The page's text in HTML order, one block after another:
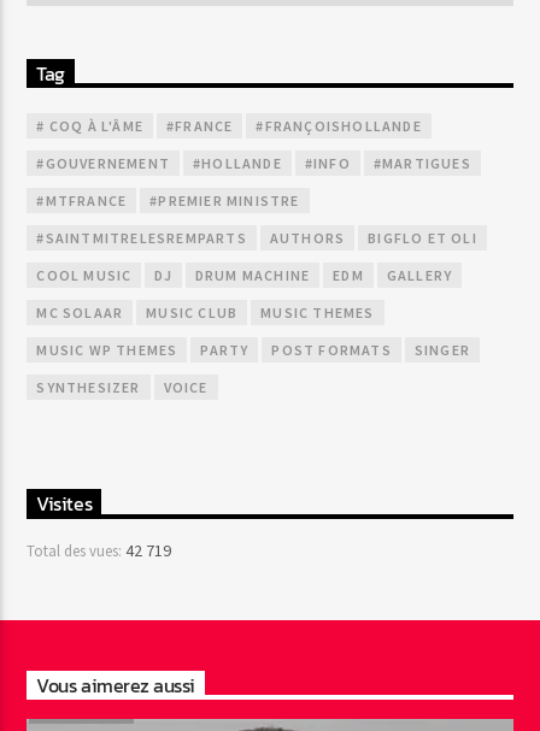
Tag
# COQ À L'ÂME #FRANCE #FRANÇOISHOLLANDE
#GOUVERNEMENT #HOLLANDE #INFO #MARTIGUES
#MTFRANCE #PREMIER MINISTRE
#SAINTMITRELESREMPARTS AUTHORS BIGFLO ET OLI
COOL MUSIC DJ DRUM MACHINE EDM GALLERY
MC SOLAAR MUSIC CLUB MUSIC THEMES
MUSIC WP THEMES PARTY POST FORMATS SINGER
SYNTHESIZER VOICE
Visites
Total des vues:42 719
Vous aimerez aussi